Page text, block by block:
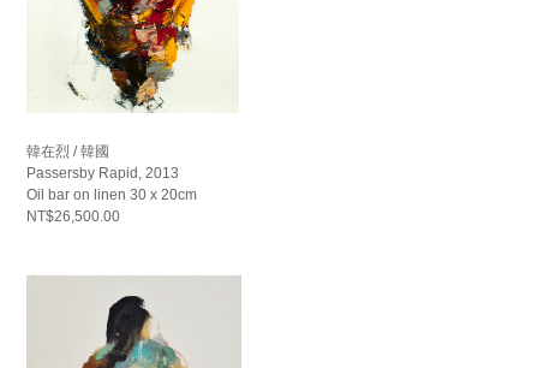
韓在烈 / 韓國
Passersby Rapid, 2013
Oil bar on linen 30 x 20cm
NT$26,500.00